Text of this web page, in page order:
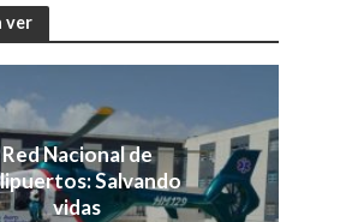
ver
Red Nacional de
Salvando
vidas